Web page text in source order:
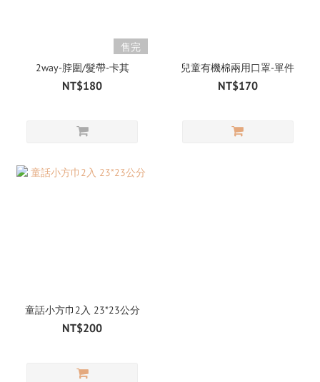
售完
2way-脖圍/髮帶-卡其
NT$180
兒童有機棉兩用口罩-單件
NT$170
童話小方巾2入 23*23公分
NT$200